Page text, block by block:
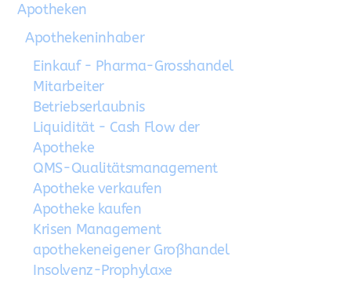
Apotheken
Apothekeninhaber
Einkauf - Pharma-Grosshandel
Mitarbeiter
Betriebserlaubnis
Liquidität - Cash Flow der
Apotheke
QMS-Qualitätsmanagement
Apotheke verkaufen
Apotheke kaufen
Krisen Management
apothekeneigener Großhandel
Insolvenz-Prophylaxe